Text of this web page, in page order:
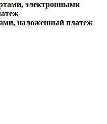
наложенный платеж